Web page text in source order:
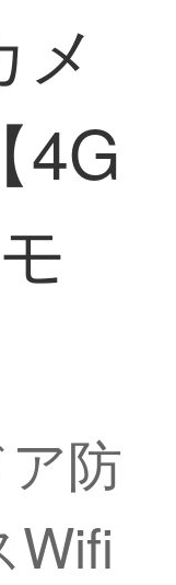
4G
防
Wifi